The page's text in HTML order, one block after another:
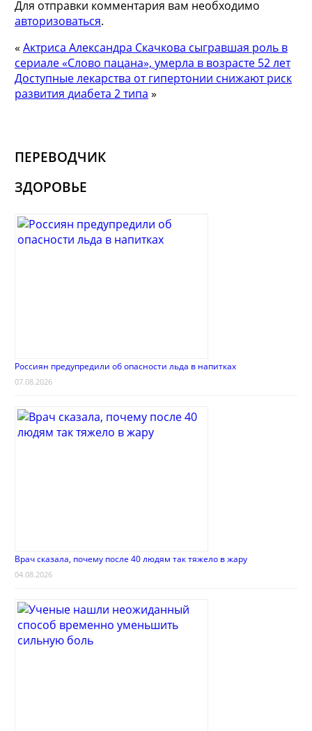
Для отправки комментария вам необходимо
авторизоваться.
« Актриса Александра Скачкова сыгравшая роль в
сериале «Слово пацана», умерла в возрасте 52 лет
Доступные лекарства от гипертонии снижают риск
развития диабета 2 типа »
ПЕРЕВОДЧИК
ЗДОРОВЬЕ
Россиян предупредили об опасности льда в напитках
07.08.2026
Врач сказала, почему после 40 людям так тяжело в жару
04.08.2026